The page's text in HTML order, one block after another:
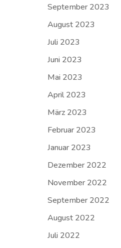
September 2023
August 2023
Juli 2023
Juni 2023
Mai 2023
April 2023
März 2023
Februar 2023
Januar 2023
Dezember 2022
November 2022
September 2022
August 2022
Juli 2022